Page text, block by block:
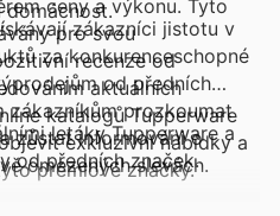
domácnost.
ceny a výkonu. Tyto
pro svou
recenze od
aktuálních
katalogů Tupperware
exkluzivní nabídky a
prémiové značky.
zákazníci jistotu v
za konkurenceschopné
od předních
zákazníkům prozkoumat
zůstat informováni o
omezených slevách.
letáky Tupperware a
od předních značek.